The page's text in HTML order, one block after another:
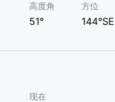
高度角
51°
方位
144°SE
现在